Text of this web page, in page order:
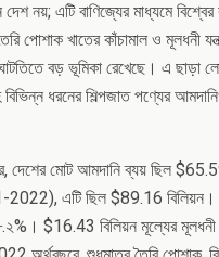
নয়; এটি বাণিজ্যের মাধ্যমে
পোশাক খাতের কাঁচামাল ও মূলধনী
বড় ভূমিকা রেখেছে। এ ছাড়া
ধরনের শিল্পজাত পণ্যের
মোট আমদানি ব্যয় ছিল
এটি ছিল $89.16 বিলিয়ন।
$16.43 বিলিয়ন মূল্যের